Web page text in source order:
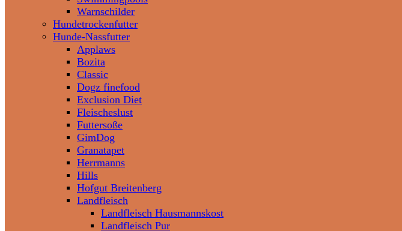
Warnschilder
Hundetrockenfutter
Hunde-Nassfutter
Applaws
Bozita
Classic
Dogz finefood
Exclusion Diet
Fleischeslust
Futtersoße
GimDog
Granatapet
Herrmanns
Hills
Hofgut Breitenberg
Landfleisch
Landfleisch Hausmannskost
Landfleisch Pur